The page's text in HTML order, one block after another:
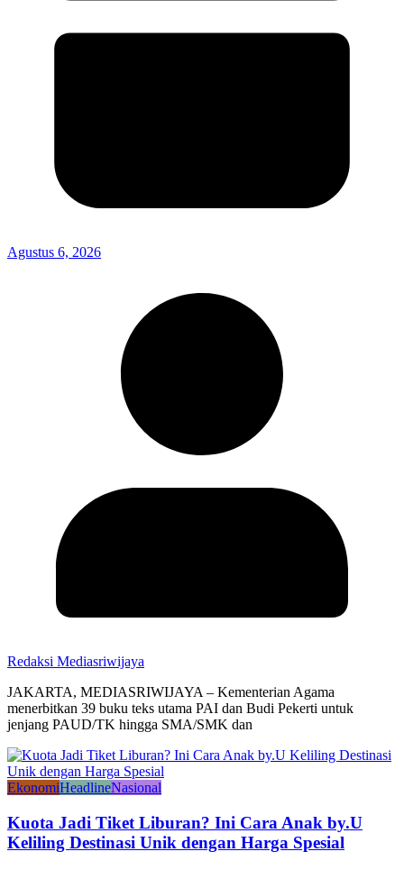
Agustus 6, 2026
Redaksi Mediasriwijaya
JAKARTA, MEDIASRIWIJAYA – Kementerian Agama
menerbitkan 39 buku teks utama PAI dan Budi Pekerti untuk
jenjang PAUD/TK hingga SMA/SMK dan
EkonomiHeadlineNasional
Kuota Jadi Tiket Liburan? Ini Cara Anak by.U
Keliling Destinasi Unik dengan Harga Spesial